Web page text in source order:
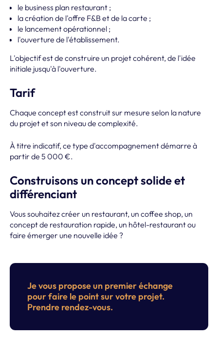
le business plan restaurant ;
la création de l'offre F&B et de la carte ;
le lancement opérationnel ;
l'ouverture de l'établissement.
L'objectif est de construire un projet cohérent, de l'idée
initiale jusqu'à l'ouverture.
Tarif
Chaque concept est construit sur mesure selon la nature
du projet et son niveau de complexité.
À titre indicatif, ce type d'accompagnement démarre à
partir de 5 000 €.
Construisons un concept solide et
différenciant
Vous souhaitez créer un restaurant, un coffee shop, un
concept de restauration rapide, un hôtel-restaurant ou
faire émerger une nouvelle idée ?
Je vous propose un premier échange
pour faire le point sur votre projet.
Prendre rendez-vous.